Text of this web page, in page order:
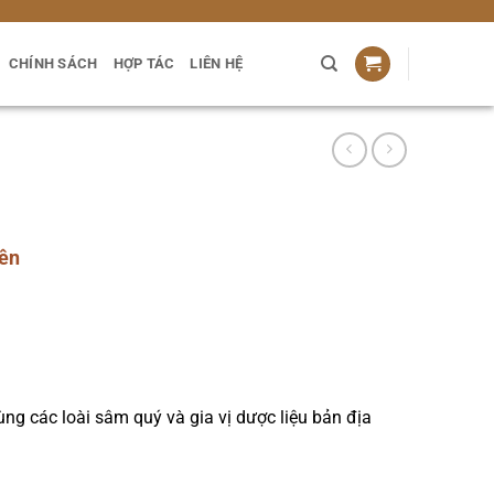
CHÍNH SÁCH HỢP TÁC LIÊN HỆ
các loài sâm quý và gia vị dược liệu bản địa